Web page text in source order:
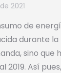
2021
de
durante
sino
2019. Así